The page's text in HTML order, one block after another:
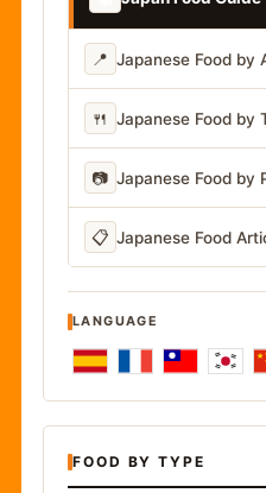
📍 Japanese Food by
🍴 Japanese Food by
📷 Japanese Food by
📋 Japanese Food
LANGUAGE
FOOD BY TYPE